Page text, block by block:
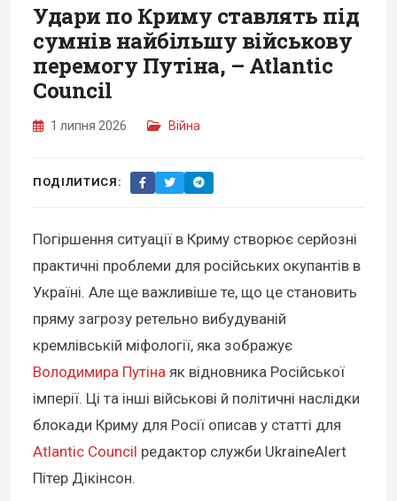
Удари по Криму ставлять під
сумнів найбільшу військову
перемогу Путіна, – Atlantic
Council
1 липня 2026 Війна
ПОДІЛИТИСЯ:
Погіршення ситуації в Криму створює серйозні
практичні проблеми для російських окупантів в
Україні. Але ще важливіше те, що це становить
пряму загрозу ретельно вибудуваній
кремлівській міфології, яка зображує
Володимира Путіна як відновника Російської
імперії. Ці та інші військові й політичні наслідки
блокади Криму для Росії описав у статті для
Atlantic Council редактор служби UkraineAlert
Пітер Дікінсон.